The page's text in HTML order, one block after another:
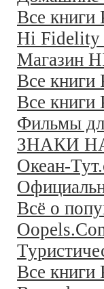
Все
Hi Fidelity
Магазин
Все
Все
Фильмы
ЗНАКИ
Океан-
Всё о
Все